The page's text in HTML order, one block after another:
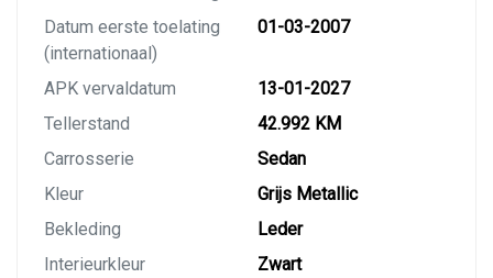
Datum eerste toelating
(internationaal)
01-03-2007
APK vervaldatum
13-01-2027
Tellerstand
42.992 KM
Carrosserie
Sedan
Kleur
Grijs Metallic
Bekleding
Leder
Interieurkleur
Zwart